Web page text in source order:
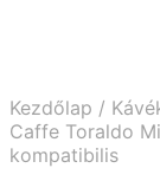
Kezdőlap /
Caffe Toraldo
kompatibilis